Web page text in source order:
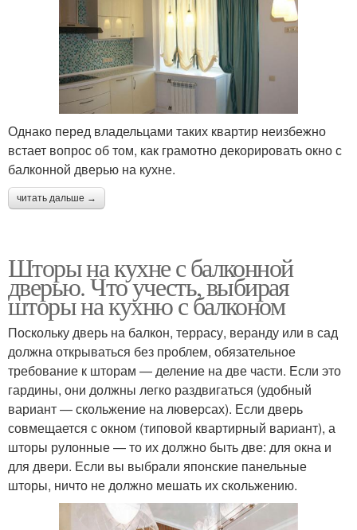
Однако перед владельцами таких квартир неизбежно
встает вопрос об том, как грамотно декорировать окно с
балконной дверью на кухне.
читать дальше →
Шторы на кухне с балконной
дверью. Что учесть, выбирая
шторы на кухню с балконом
Поскольку дверь на балкон, террасу, веранду или в сад
должна открываться без проблем, обязательное
требование к шторам — деление на две части. Если это
гардины, они должны легко раздвигаться (удобный
вариант — скольжение на люверсах). Если дверь
совмещается с окном (типовой квартирный вариант), а
шторы рулонные — то их должно быть две: для окна и
для двери. Если вы выбрали японские панельные
шторы, ничто не должно мешать их скольжению.